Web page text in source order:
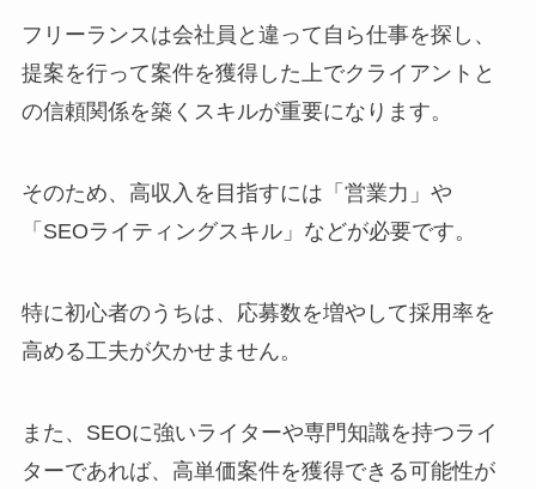
フリーランスは会社員と違って自ら仕事を探し、
提案を行って案件を獲得した上でクライアントと
の信頼関係を築くスキルが重要になります。
そのため、高収入を目指すには「営業力」や
「SEOライティングスキル」などが必要です。
特に初心者のうちは、応募数を増やして採用率を
高める工夫が欠かせません。
また、SEOに強いライターや専門知識を持つライ
ターであれば、高単価案件を獲得できる可能性が